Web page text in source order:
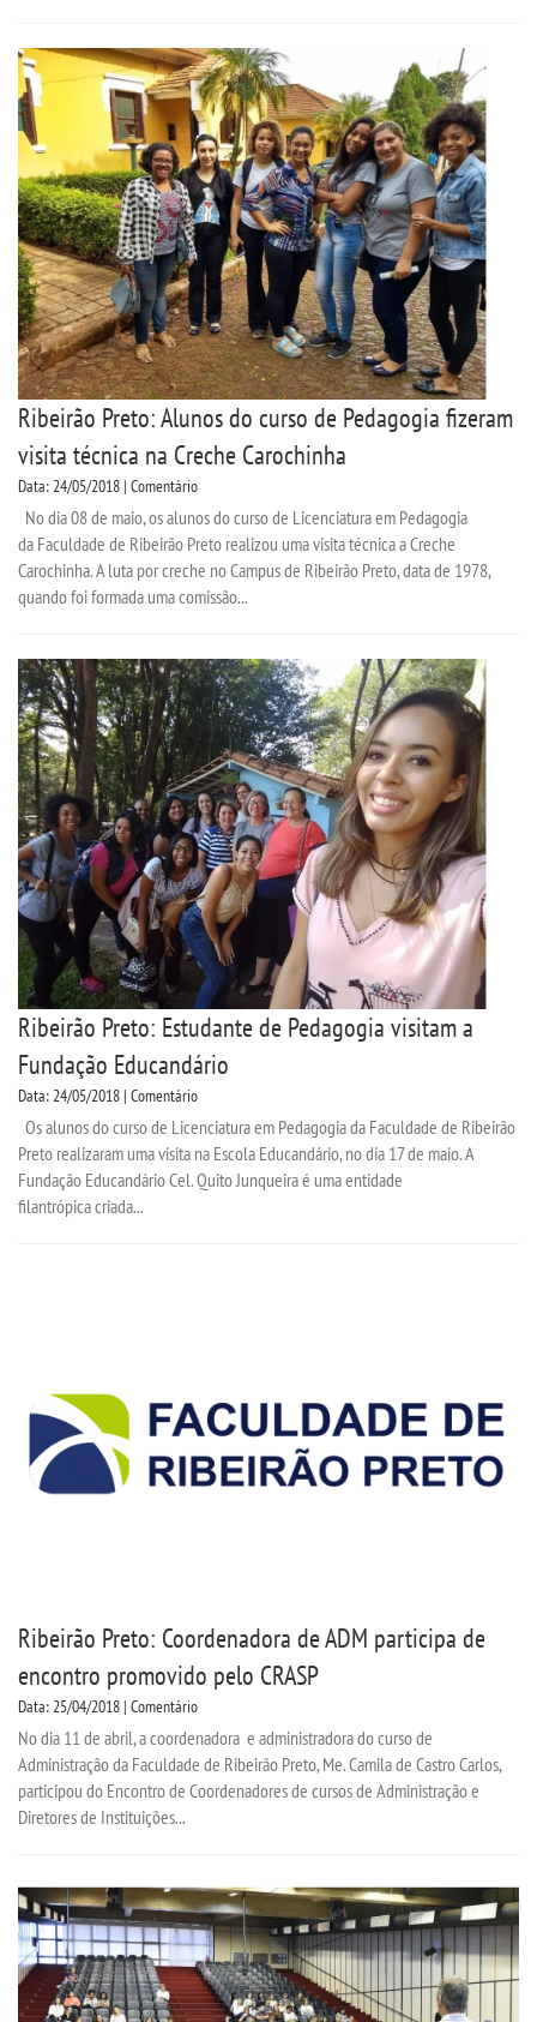
Ribeirão Preto: Alunos do curso de Pedagogia fizeram
visita técnica na Creche Carochinha
Data: 24/05/2018 | Comentário
No dia 08 de maio, os alunos do curso de Licenciatura em Pedagogia
da Faculdade de Ribeirão Preto realizou uma visita técnica a Creche
Carochinha. A luta por creche no Campus de Ribeirão Preto, data de 1978,
quando foi formada uma comissão...
Ribeirão Preto: Estudante de Pedagogia visitam a
Fundação Educandário
Data: 24/05/2018 | Comentário
Os alunos do curso de Licenciatura em Pedagogia da Faculdade de Ribeirão
Preto realizaram uma visita na Escola Educandário, no dia 17 de maio. A
Fundação Educandário Cel. Quito Junqueira é uma entidade
filantrópica criada...
Ribeirão Preto: Coordenadora de ADM participa de
encontro promovido pelo CRASP
Data: 25/04/2018 | Comentário
No dia 11 de abril, a coordenadora e administradora do curso de
Administração da Faculdade de Ribeirão Preto, Me. Camila de Castro Carlos,
participou do Encontro de Coordenadores de cursos de Administração e
Diretores de Instituições...